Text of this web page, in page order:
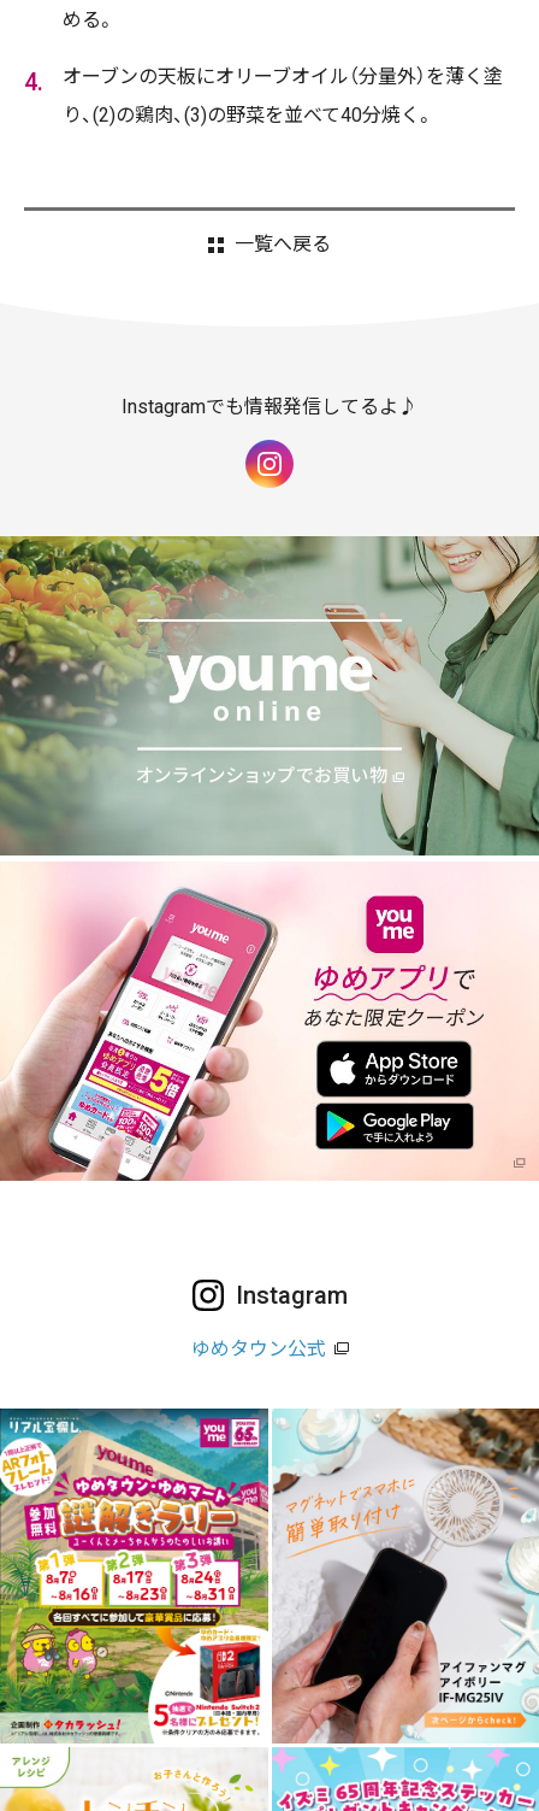
める。
オーブンの天板にオリーブオイル（分量外）を薄く塗
り、(2)の鶏肉、(3)の野菜を並べて40分焼く。
一覧へ戻る
Instagramでも情報発信してるよ♪
Instagram
ゆめタウン公式